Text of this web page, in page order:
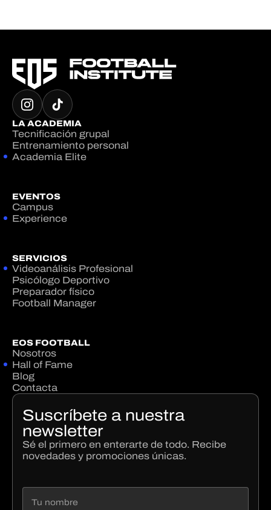
LA ACADEMIA
Tecnificación grupal
Entrenamiento personal
Academia Elite
EVENTOS
Campus
Experience
SERVICIOS
Videoanálisis Profesional
Psicólogo Deportivo
Preparador físico
Football Manager
EOS FOOTBALL
Nosotros
Hall of Fame
Blog
Contacta
Suscríbete a nuestra
newsletter
Sé el primero en enterarte de todo. Recibe
novedades y promociones únicas.